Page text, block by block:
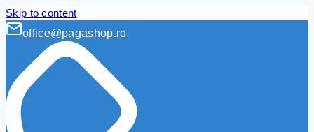
Skip to content
office@pagashop.ro